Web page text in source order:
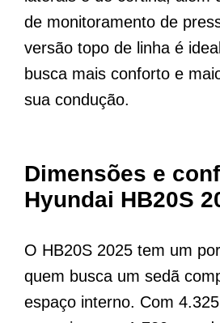
de monitoramento de
versão topo de linha é
busca mais conforto e
sua condução.
Dimensões e
Hyundai HB20S
O HB20S 2025 tem um
quem busca um sedã
espaço interno. Com